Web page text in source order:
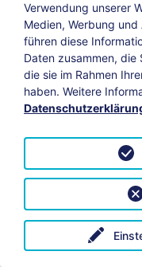
Bildungs-Blog|
Impressum
© 2026 KAB
Verwendung unserer
Medien, Werbung
führen diese
Daten zusammen,
die sie im Rahmen
haben. Weitere